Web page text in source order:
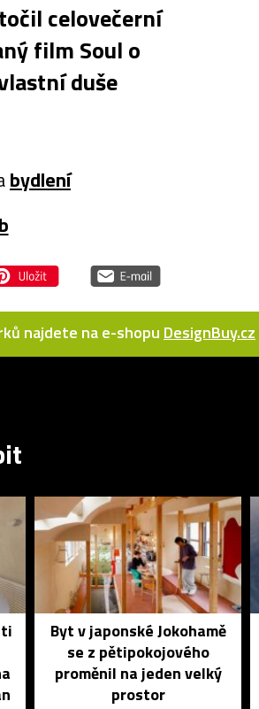
celovečerní
film Soul o
duše
bydlení
najdete na e-shopu DesignBuy.cz
Byt v japonské Jokohamě
se z pětipokojového
proměnil na jeden velký
prostor